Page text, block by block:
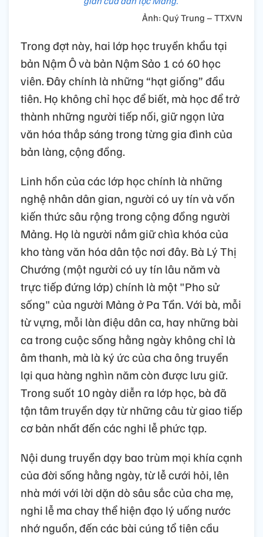
Ảnh: Quý Trung – TTXVN
Trong đợt này, hai lớp học truyền khẩu tại
bản Nậm Ô và bản Nậm Sảo 1 có 60 học
viên. Đây chính là những “hạt giống” đầu
tiên. Họ không chỉ học để biết, mà học để trở
thành những người tiếp nối, giữ ngọn lửa
văn hóa thắp sáng trong từng gia đình của
bản làng, cộng đồng.
Linh hồn của các lớp học chính là những
nghệ nhân dân gian, người có uy tín và vốn
kiến thức sâu rộng trong cộng đồng người
Mảng. Họ là người nắm giữ chìa khóa của
kho tàng văn hóa dân tộc nơi đây. Bà Lý Thị
Chướng (một người có uy tín lâu năm và
trực tiếp đứng lớp) chính là một "Pho sử
sống" của người Mảng ở Pa Tần. Với bà, mỗi
từ vựng, mỗi làn điệu dân ca, hay những bài
ca trong cuộc sống hằng ngày không chỉ là
âm thanh, mà là ký ức của cha ông truyền
lại qua hàng nghìn năm còn được lưu giữ.
Trong suốt 10 ngày diễn ra lớp học, bà đã
tận tâm truyền dạy từ những câu từ giao tiếp
cơ bản nhất đến các nghi lễ phức tạp.
Nội dung truyền dạy bao trùm mọi khía cạnh
của đời sống hằng ngày, từ lễ cưới hỏi, lên
nhà mới với lời dặn dò sâu sắc của cha mẹ,
nghi lễ ma chay thể hiện đạo lý uống nước
nhớ nguồn, đến các bài cúng tổ tiên cầu